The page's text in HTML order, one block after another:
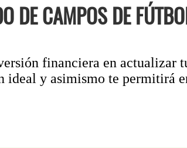
DE CAMPOS DE
financiera en actualizar
y asimismo te permitirá